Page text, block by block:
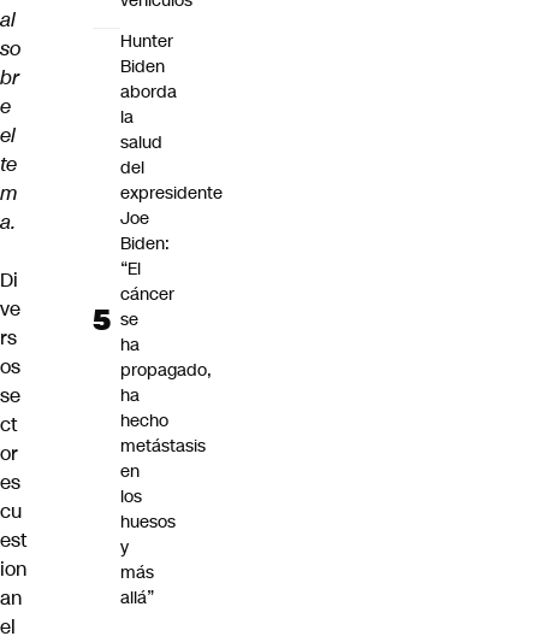
al
so
br
e
el
te
m
a.
Di
ve
rs
os
se
ct
or
es
cu
est
ion
an
el
Hunter
Biden
aborda
la
salud
del
expresidente
Joe
Biden:
“El
cáncer
se
ha
propagado,
ha
hecho
metástasis
en
los
huesos
y
más
allá”